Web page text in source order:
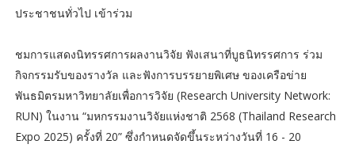
ประชาชนทั่วไป เข้าร่วม
ชมการแสดงนิทรรศการผลงานวิจัย ฟังเสนาที่บูธนิทรรศการ ร่วม
กิจกรรมรับของรางวัล และฟังการบรรยายพิเศษ ของเครือข่าย
พันธมิตรมหาวิทยาลัยเพื่อการวิจัย (Research University Network:
RUN) ในงาน “มหกรรมงานวิจัยแห่งชาติ 2568 (Thailand Research
Expo 2025) ครั้งที่ 20” ซึ่งกำหนดจัดขึ้นระหว่างวันที่ 16 - 20